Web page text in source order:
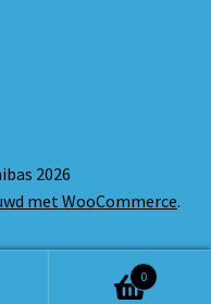
2026
met WooCommerce.
0